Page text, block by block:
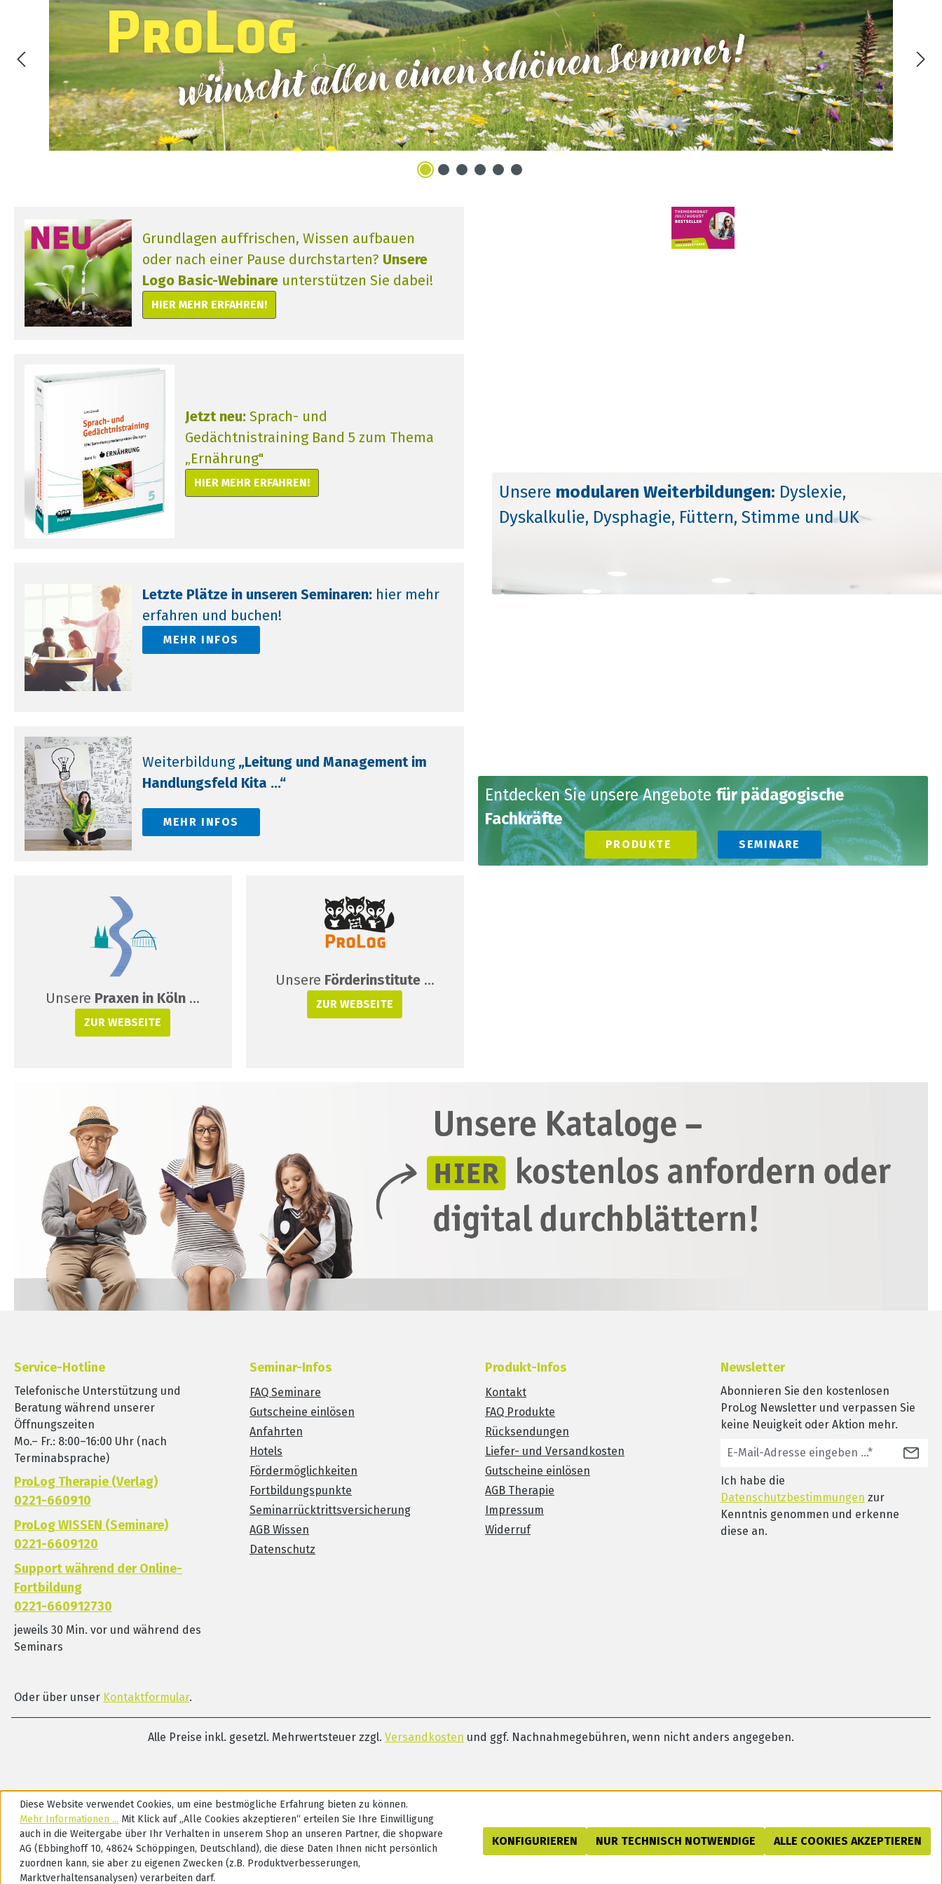
Grundlagen auffrischen, Wissen aufbauen
oder nach einer Pause durchstarten? Unsere
Logo Basic-Webinareunterstützen Sie dabei!
HIER MEHR ERFAHREN!
Jetzt neu: Sprach- und
Gedächtnistraining Band 5 zum Thema
„Ernährung"
HIER MEHR ERFAHREN!
Letzte Plätze in unseren Seminaren:hier mehr
erfahren und buchen!
MEHR INFOS
Weiterbildung „Leitung und Management im
Handlungsfeld Kita ...“
MEHR INFOS
Unsere modularen Weiterbildungen: Dyslexie,
Dyskalkulie, Dysphagie, Füttern, Stimme und UK
Entdecken Sie unsere Angebote für pädagogische
Fachkräfte
PRODUKTE SEMINARE
Unsere Praxen in Köln …
ZUR WEBSEITE
Unsere Förderinstitute…
ZUR WEBSEITE
Service-Hotline
Telefonische Unterstützung und
Beratung während unserer
Öffnungszeiten
Mo.– Fr.: 8:00–16:00 Uhr (nach
Terminabsprache)
ProLog Therapie (Verlag)
0221-660910
ProLog WISSEN (Seminare)
0221-6609120
Support während der Online-
Fortbildung
0221-660912730
jeweils 30 Min. vor und während des
Seminars
Oder über unser Kontaktformular.
Seminar-Infos
FAQ Seminare
Gutscheine einlösen
Anfahrten
Hotels
Fördermöglichkeiten
Fortbildungspunkte
Seminarrücktrittsversicherung
AGB Wissen
Datenschutz
Produkt-Infos
Kontakt
FAQ Produkte
Rücksendungen
Liefer- und Versandkosten
Gutscheine einlösen
AGB Therapie
Impressum
Widerruf
Newsletter
Abonnieren Sie den kostenlosen
ProLog Newsletter und verpassen Sie
keine Neuigkeit oder Aktion mehr.
Ich habe die
Datenschutzbestimmungen zur
Kenntnis genommen und erkenne
diese an.
Alle Preise inkl. gesetzl. Mehrwertsteuer zzgl. Versandkosten und ggf. Nachnahmegebühren, wenn nicht anders angegeben.
Diese Website verwendet Cookies, um eine bestmögliche Erfahrung bieten zu können.
Mehr Informationen ... Mit Klick auf „Alle Cookies akzeptieren“ erteilen Sie Ihre Einwilligung
auch in die Weitergabe über Ihr Verhalten in unserem Shop an unseren Partner, die shopware
AG (Ebbinghoff 10, 48624 Schöppingen, Deutschland), die diese Daten Ihnen nicht persönlich
zuordnen kann, sie aber zu eigenen Zwecken (z.B. Produktverbesserungen,
Marktverhaltensanalysen) verarbeiten darf.
NUR TECHNISCH NOTWENDIGE
KONFIGURIEREN ALLE COOKIES AKZEPTIEREN